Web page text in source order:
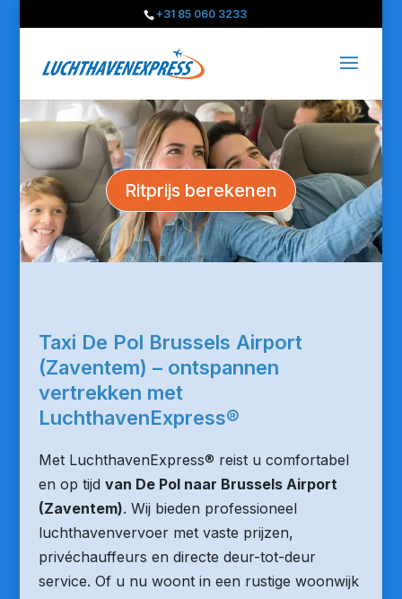
+31 85 060 3233
Ritprijs berekenen
Taxi De Pol Brussels Airport
(Zaventem) – ontspannen
vertrekken met
LuchthavenExpress®
Met LuchthavenExpress® reist u comfortabel
en op tijd van De Pol naar Brussels Airport
(Zaventem). Wij bieden professioneel
luchthavenvervoer met vaste prijzen,
privéchauffeurs en directe deur-tot-deur
service. Of u nu woont in een rustige woonwijk